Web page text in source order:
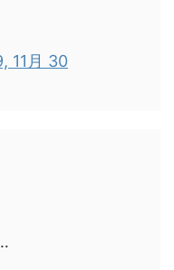
11月 30